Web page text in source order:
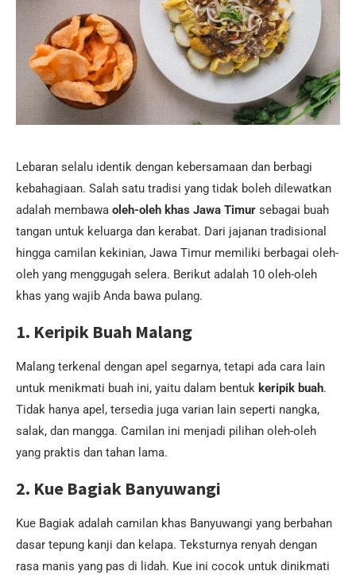
Lebaran selalu identik dengan kebersamaan dan berbagi
kebahagiaan. Salah satu tradisi yang tidak boleh dilewatkan
adalah membawa oleh-oleh khas Jawa Timur sebagai buah
tangan untuk keluarga dan kerabat. Dari jajanan tradisional
hingga camilan kekinian, Jawa Timur memiliki berbagai oleh-
oleh yang menggugah selera. Berikut adalah 10 oleh-oleh
khas yang wajib Anda bawa pulang.
1. Keripik Buah Malang
Malang terkenal dengan apel segarnya, tetapi ada cara lain
untuk menikmati buah ini, yaitu dalam bentuk keripik buah.
Tidak hanya apel, tersedia juga varian lain seperti nangka,
salak, dan mangga. Camilan ini menjadi pilihan oleh-oleh
yang praktis dan tahan lama.
2. Kue Bagiak Banyuwangi
Kue Bagiak adalah camilan khas Banyuwangi yang berbahan
dasar tepung kanji dan kelapa. Teksturnya renyah dengan
rasa manis yang pas di lidah. Kue ini cocok untuk dinikmati